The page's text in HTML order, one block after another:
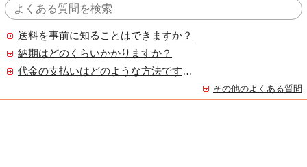
送料を事前に知ることはできますか？
納期はどのくらいかかりますか？
代金の支払いはどのような方法ですか？
その他のよくある質問